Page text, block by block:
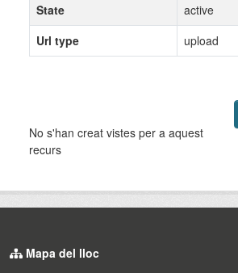
No s'han creat vistes per a aquest
recurs
State
active
Url type
upload
Mapa del lloc